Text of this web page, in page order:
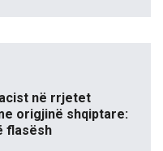
në rrjetet
origjinë shqiptare:
flasësh